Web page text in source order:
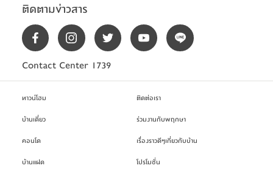
ติดตามข่าวสาร
Contact Center 1739
ทาวน์โฮม
บ้านเดี่ยว
คอนโด
บ้านแฝด
ติดต่อเรา
ร่วมงานกับพฤกษา
เรื่องราวดีๆเกี่ยวกับบ้าน
โปรโมชั่น